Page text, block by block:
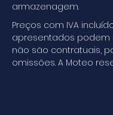
armazenagem.
Preços com IVA
apresentados podem
não são contratuais,
omissões. A Moteo